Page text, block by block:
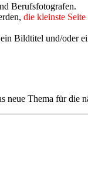
Berufsfotografen.
die kleinste
Bildtitel und/oder
neue Thema für die